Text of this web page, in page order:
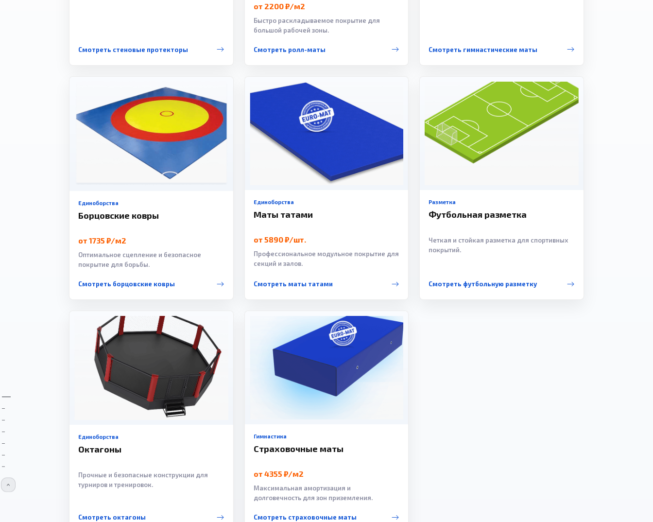
Смотреть стеновые протекторы
от 2200 ₽/м2
Быстро раскладываемое покрытие для
большой рабочей зоны.
Смотреть ролл-маты Смотреть гимнастические маты
Единоборства
Борцовские ковры
от 1735 ₽/м2
Оптимальное сцепление и безопасное
покрытие для борьбы.
Смотреть борцовские ковры
Единоборства
Маты татами
от 5890 ₽/шт.
Профессиональное модульное покрытие для
секций и залов.
Смотреть маты татами
Разметка
Футбольная разметка
Четкая и стойкая разметка для спортивных
покрытий.
Смотреть футбольную разметку
Единоборства
Октагоны
Прочные и безопасные конструкции для
турниров и тренировок.
Смотреть октагоны
Гимнастика
Страховочные маты
от 4355 ₽/м2
Максимальная амортизация и
долговечность для зон приземления.
Смотреть страховочные маты